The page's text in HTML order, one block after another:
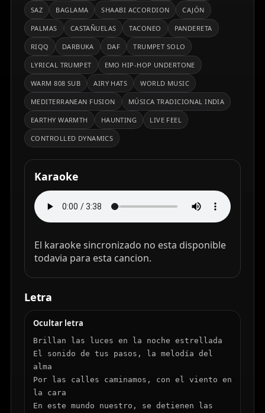
SAZ BAGLAMA SHAABI ACCORDION CAJÓN
PALMAS CASTAÑUELAS TACONEO PANDERETA
RIQQ DARBUKA DAF TRUMPET SOLO
LYRICAL TRUMPET EMO HIP-HOP UNDERTONE
WARM 808 SUB AIRY HATS WORLD MUSIC
MEDITERRANEAN FUSION MÚSICA TRADICIONAL INDIA
EARTHY WARMTH HAUNTING LIVE FEEL
CONTROLLED DYNAMICS
Karaoke
El karaoke sincronizado no esta disponible
todavia para esta cancion.
Letra
Ocultar letra
Brillan las luces en la noche estrellada
El sonido de tus pasos, la melodía del
alma
Por las calles caminamos, con el viento en
la cara
En este mundo nuestro, se detienen las